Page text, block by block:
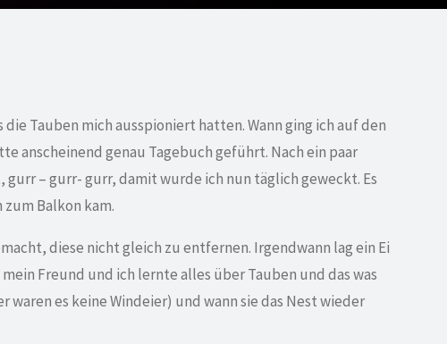
Tauben mich ausspioniert hatten. Wann ging ich auf den
anscheinend genau Tagebuch geführt. Nach ein paar
– gurr- gurr, damit wurde ich nun täglich geweckt. Es
Balkon kam.
diese nicht gleich zu entfernen. Irgendwann lag ein Ei
Freund und ich lernte alles über Tauben und das was
es keine Windeier) und wann sie das Nest wieder